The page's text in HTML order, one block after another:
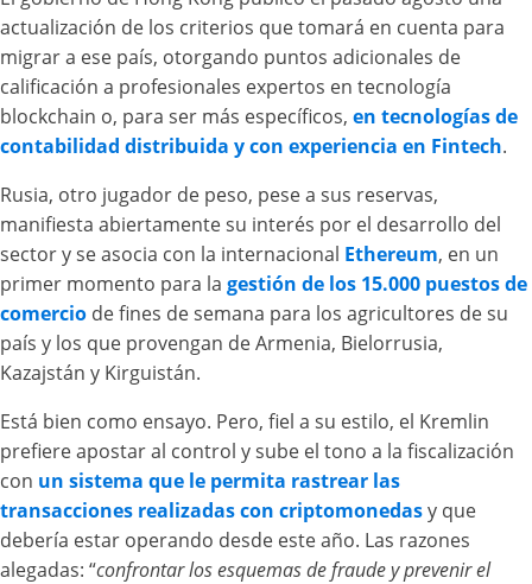
actualización de los criterios que tomará en cuenta para
migrar a ese país, otorgando puntos adicionales de
calificación a profesionales expertos en tecnología
blockchain o, para ser más específicos, en tecnologías de
contabilidad distribuida y con experiencia en Fintech.
Rusia, otro jugador de peso, pese a sus reservas,
manifiesta abiertamente su interés por el desarrollo del
sector y se asocia con la internacional Ethereum, en un
primer momento para la gestión de los 15.000 puestos de
comercio de fines de semana para los agricultores de su
país y los que provengan de Armenia, Bielorrusia,
Kazajstán y Kirguistán.
Está bien como ensayo. Pero, fiel a su estilo, el Kremlin
prefiere apostar al control y sube el tono a la fiscalización
con un sistema que le permita rastrear las
transacciones realizadas con criptomonedasy que
debería estar operando desde este año. Las razones
alegadas: “confrontar los esquemas de fraude y prevenir el